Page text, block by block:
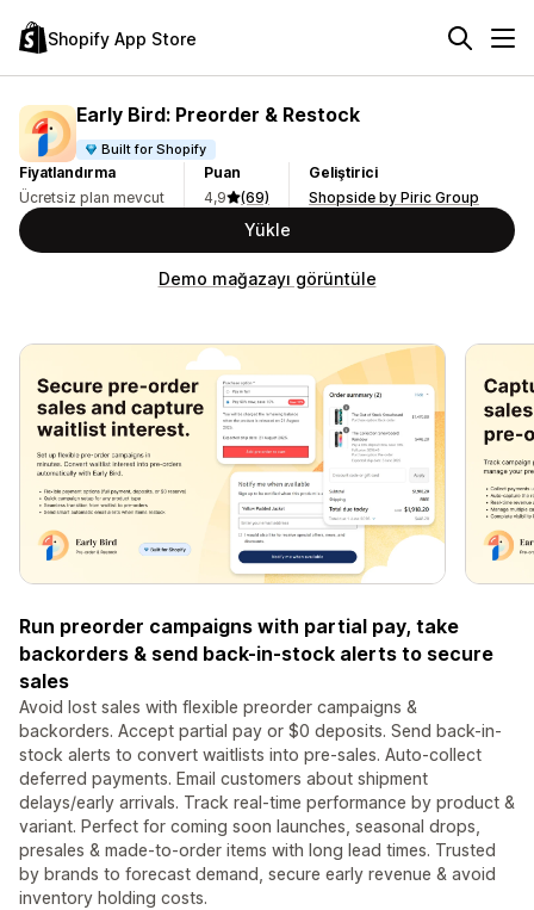
Shopify App Store
Early Bird: Preorder & Restock
Built for Shopify
Fiyatlandırma
Ücretsiz plan mevcut
Puan
4,9
(69)
Geliştirici
Shopside by Piric Group
Yükle
Demo mağazayı görüntüle
Run preorder campaigns with partial pay, take
backorders & send back-in-stock alerts to secure
sales
Avoid lost sales with flexible preorder campaigns &
backorders. Accept partial pay or $0 deposits. Send back-in-
stock alerts to convert waitlists into pre-sales. Auto-collect
deferred payments. Email customers about shipment
delays/early arrivals. Track real-time performance by product &
variant. Perfect for coming soon launches, seasonal drops,
presales & made-to-order items with long lead times. Trusted
by brands to forecast demand, secure early revenue & avoid
inventory holding costs.